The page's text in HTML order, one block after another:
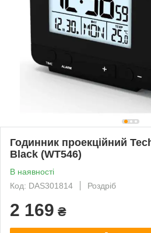
Годинник проекційний
Black (WT546)
В наявності
Код: DAS301814
Роздріб
2 169 ₴